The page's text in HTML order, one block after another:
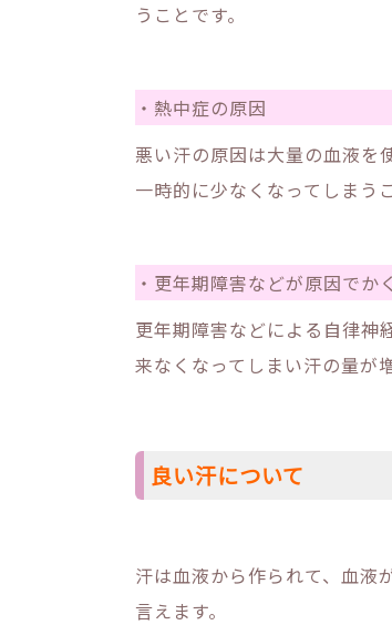
うことです。
・熱中症の原因
悪い汗の原因は大量の血液を
一時的に少なくなってしまう
・更年期障害などが原因でか
更年期障害などによる自律神
来なくなってしまい汗の量が
良い汗について
汗は血液から作られて、血液
言えます。